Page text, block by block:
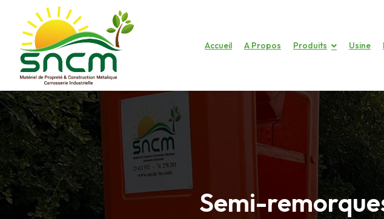
Accueil A Propos Produits Usine
Semi-